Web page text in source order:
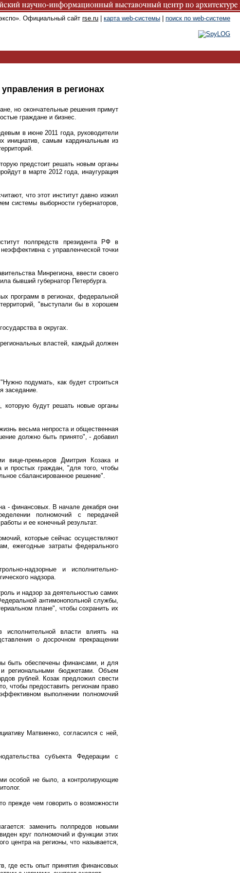
Официальный сайт rse.ru карта web-системы поиск по web-системе
в регионах
но окончательные решения примут
граждане и бизнес.
в июне 2011 года, руководители
инициатив, самым кардинальным из
предстоит решать новым органы
в марте 2012 года, инаугурация
что этот институт давно изжил
системы выборности губернаторов,
полпредств президента РФ в
с управленческой точки
Минрегиона, ввести своего
бывший губернатор Петербурга.
программ в регионах, федеральной
"выступали бы в хорошем
в округах.
властей, каждый должен
подумать, как будет строиться
заседание.
которую будут решать новые органы
весьма непроста и общественная
должно быть принято", - добавил
вице-премьеров Дмитрия Козака и
и простых граждан, "для того, чтобы
сбалансированное решение".
- финансовых. В начале декабря они
полномочий с передачей
и ее конечный результат.
которые сейчас осуществляют
ежегодные затраты федерального
надзорные и исполнительно-
надзора.
и надзор за деятельностью самих
антимонопольной службы,
плане", чтобы сохранить их
исполнительной власти влиять на
о досрочном прекращении
быть обеспечены финансами, и для
региональными бюджетами. Объем
рублей. Козак предложил свести
чтобы предоставить регионам право
выполнении полномочий
Матвиенко, согласился с ней,
субъекта Федерации с
особой не было, а контролирующие
прежде чем говорить о возможности
заменить полпредов новыми
круг полномочий и функции этих
центра на регионы, что называется,
где есть опыт принятия финансовых